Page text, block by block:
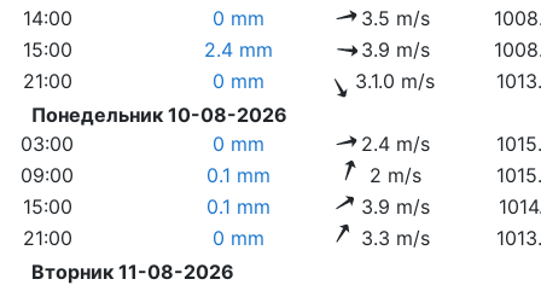
14:00
0 mm 3.5 m/s
15:00
2.4 mm 3.9 m/s
21:00
0 mm 3.1.0 m/s
Понедельник 10-08-2026
03:00
0 mm 2.4 m/s
09:00
0.1 mm 2 m/s
15:00
0.1 mm 3.9 m/s
21:00
0 mm 3.3 m/s
Вторник 11-08-2026